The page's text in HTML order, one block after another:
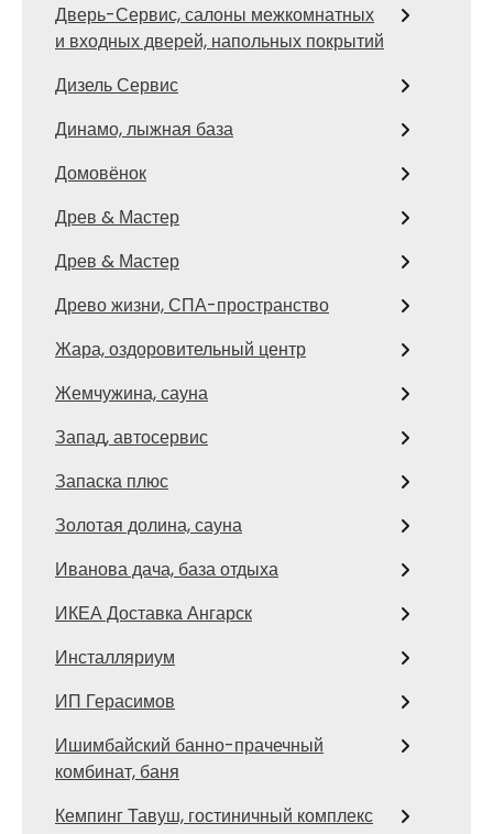
Дверь-Сервис, салоны межкомнатных
и входных дверей, напольных покрытий
Дизель Сервис
Динамо, лыжная база
Домовёнок
Древ & Мастер
Древ & Мастер
Древо жизни, СПА-пространство
Жара, оздоровительный центр
Жемчужина, сауна
Запад, автосервис
Запаска плюс
Золотая долина, сауна
Иванова дача, база отдыха
ИКЕА Доставка Ангарск
Инсталляриум
ИП Герасимов
Ишимбайский банно-прачечный
комбинат, баня
Кемпинг Тавуш, гостиничный комплекс